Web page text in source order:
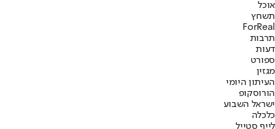
אוכל
תשחץ
ForReal
תרבות
דעות
ספורט
מגזין
העיתון היומי
הורוסקופ
ישראל השבוע
כלכלה
לייף סטייל